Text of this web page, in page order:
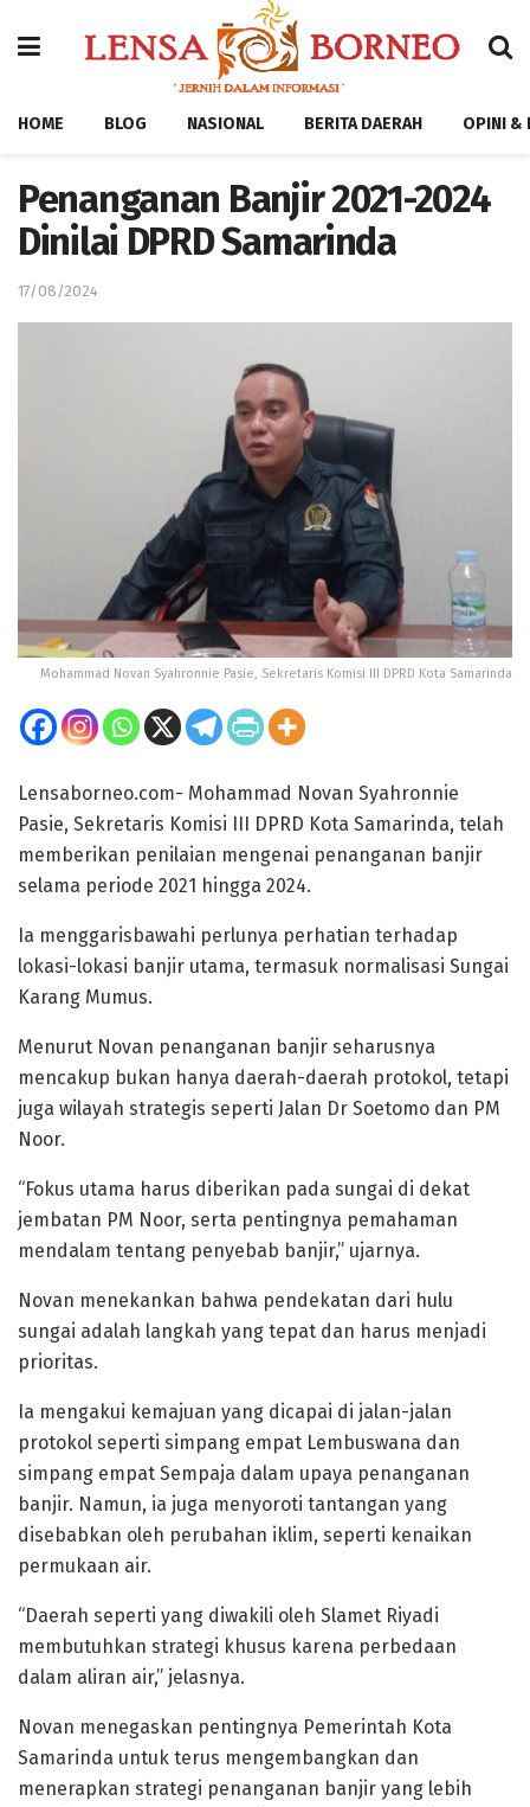
HOME BLOG NASIONAL BERITA DAERAH OPINI &
Penanganan Banjir 2021-2024
Dinilai DPRD Samarinda
17/08/2024
Mohammad Novan Syahronnie Pasie, Sekretaris Komisi III DPRD Kota Samarinda
Lensaborneo.com- Mohammad Novan Syahronnie
Pasie, Sekretaris Komisi III DPRD Kota Samarinda, telah
memberikan penilaian mengenai penanganan banjir
selama periode 2021 hingga 2024.
Ia menggarisbawahi perlunya perhatian terhadap
lokasi-lokasi banjir utama, termasuk normalisasi Sungai
Karang Mumus.
Menurut Novan penanganan banjir seharusnya
mencakup bukan hanya daerah-daerah protokol, tetapi
juga wilayah strategis seperti Jalan Dr Soetomo dan PM
Noor.
“Fokus utama harus diberikan pada sungai di dekat
jembatan PM Noor, serta pentingnya pemahaman
mendalam tentang penyebab banjir,” ujarnya.
Novan menekankan bahwa pendekatan dari hulu
sungai adalah langkah yang tepat dan harus menjadi
prioritas.
Ia mengakui kemajuan yang dicapai di jalan-jalan
protokol seperti simpang empat Lembuswana dan
simpang empat Sempaja dalam upaya penanganan
banjir. Namun, ia juga menyoroti tantangan yang
disebabkan oleh perubahan iklim, seperti kenaikan
permukaan air.
“Daerah seperti yang diwakili oleh Slamet Riyadi
membutuhkan strategi khusus karena perbedaan
dalam aliran air,” jelasnya.
Novan menegaskan pentingnya Pemerintah Kota
Samarinda untuk terus mengembangkan dan
menerapkan strategi penanganan banjir yang lebih